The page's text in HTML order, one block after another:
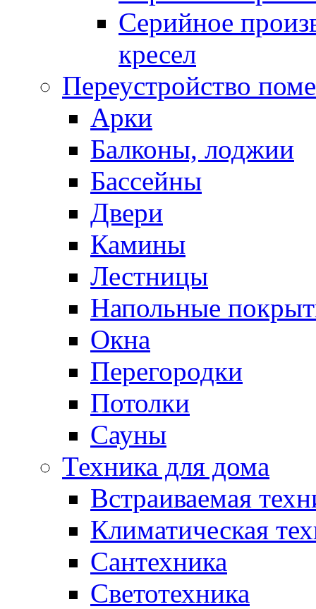
Серийное
кресел
Переустройство
Арки
Балконы, лоджии
Бассейны
Двери
Камины
Лестницы
Напольные
Окна
Перегородки
Потолки
Сауны
Техника для дома
Встраиваемая
Климатическая
Сантехника
Светотехника